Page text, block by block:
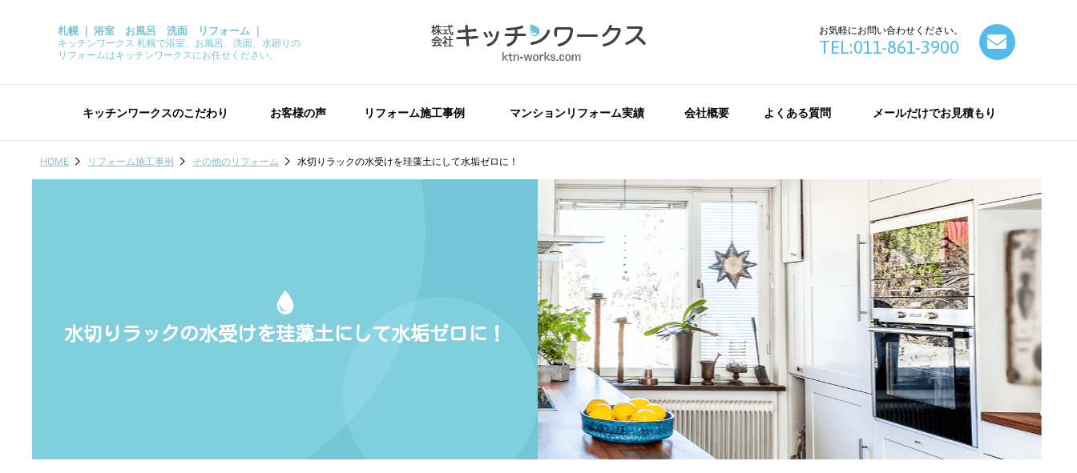
札幌 ｜ 浴室 お風呂 洗面 リフォーム ｜
キッチンワークス 札幌で浴室、お風呂、洗面、水廻りの
リフォームはキッチンワークスにお任せください。
お気軽にお問い合わせください。
TEL:011-861-3900
キッチンワークスのこだわり お客様の声 リフォーム施工事例 マンションリフォーム実績 会社概要 よくある質問 メールだけでお見積もり
HOME リフォーム施工事例 その他のリフォーム 水切りラックの水受けを珪藻土にして水垢ゼロに！
水切りラックの水受けを珪藻土にして水垢ゼロに！